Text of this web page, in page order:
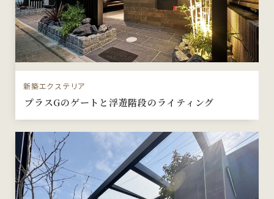
新築エクステリア
プラスGのゲートと浮遊階段のライティング